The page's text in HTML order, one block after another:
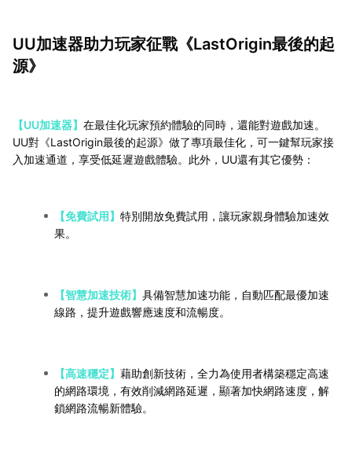
UU加速器助力玩家征戰《LastOrigin最後的起
源》
【UU加速器】 在最佳化玩家預約體驗的同時，還能對遊戲加速。
UU對《LastOrigin最後的起源》做了專項最佳化，可一鍵幫玩家接
入加速通道，享受低延遲遊戲體驗。此外，UU還有其它優勢：
【免費試用】 特別開放免費試用，讓玩家親身體驗加速效
果。
【智慧加速技術】 具備智慧加速功能，自動匹配最優加速
線路，提升遊戲響應速度和流暢度。
【高速穩定】 藉助創新技術，全力為使用者構築穩定高速
的網路環境，有效削減網路延遲，顯著加快網路速度，解
鎖網路流暢新體驗。